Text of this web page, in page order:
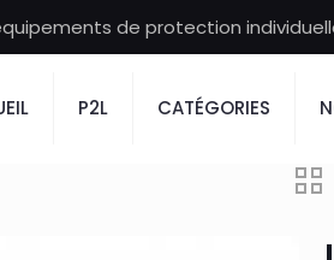
de protection
P2L CATÉGORIES